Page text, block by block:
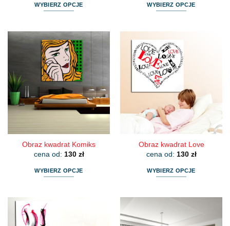
WYBIERZ OPCJE
ma
wiele
wariantów.
Opcje
można
wybrać
na
stronie
WYBIERZ OPCJE
wiele
wariantów.
Opcje
wybrać
na
stronie
produktu
Obraz kwadrat Komiks
cena od: 130 zł
WYBIERZ OPCJE
Obraz kwadrat Love
cena od: 130 zł
WYBIERZ OPCJE